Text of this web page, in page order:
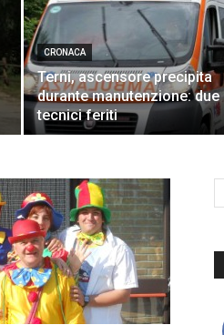
CRONACA
Terni, ascensore precipita
durante manutenzione: due
tecnici feriti